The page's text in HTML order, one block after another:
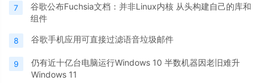
7
谷歌公布Fuchsia文档：并非Linux内核 从头构建自己的库和
组件
8 谷歌手机应用可直接过滤语音垃圾邮件
9
仍有近十亿台电脑运行Windows 10 半数机器因老旧难升
Windows 11